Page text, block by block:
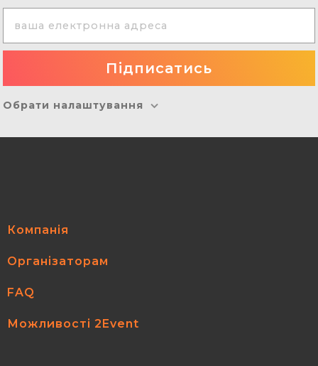
Обрати налаштування
Компанія
Організаторам
FAQ
Можливості 2Event